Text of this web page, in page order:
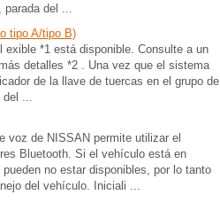
parada del ...
tipo A/tipo B)
*1 está disponible. Consulte a un
detalles *2 . Una vez que el sistema
de la llave de tuercas en el grupo de
del ...
voz de NISSAN permite utilizar el
Bluetooth. Si el vehículo está en
no estar disponibles, por lo tanto
del vehículo. Iniciali ...